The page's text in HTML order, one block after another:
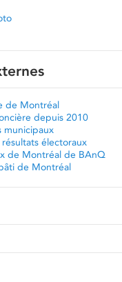
de Montréal
depuis 2010
municipaux
électoraux
de Montréal de BAnQ
de Montréal